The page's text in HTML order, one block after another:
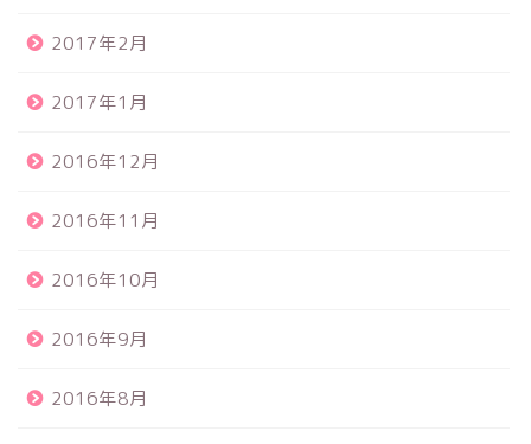
2017年2月
2017年1月
2016年12月
2016年11月
2016年10月
2016年9月
2016年8月